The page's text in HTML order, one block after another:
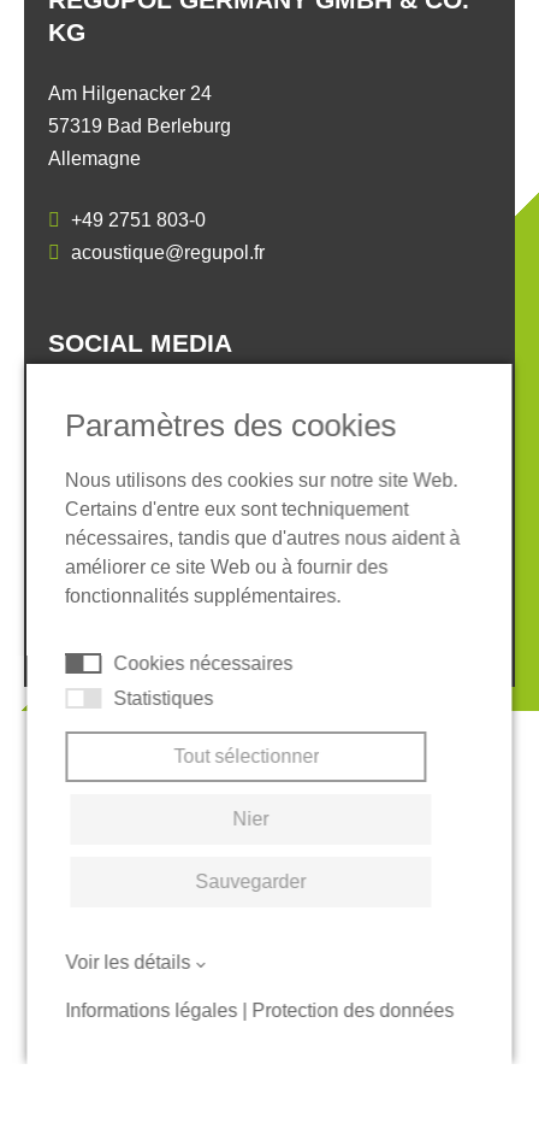
KG
Am Hilgenacker 24
57319 Bad Berleburg
Allemagne
+49 2751 803-0
acoustique@regupol.fr
SOCIAL MEDIA
Informations légales
Protection des données
Conditions Générales
Système de whistleblowing
Cookies
Paramètres des cookies
Nous utilisons des cookies sur notre site Web.
Certains d'entre eux sont techniquement
nécessaires, tandis que d'autres nous aident à
améliorer ce site Web ou à fournir des
fonctionnalités supplémentaires.
Cookies nécessaires
Statistiques
Tout sélectionner
Nier
Sauvegarder
Voir les détails
Informations légales| Protection des données